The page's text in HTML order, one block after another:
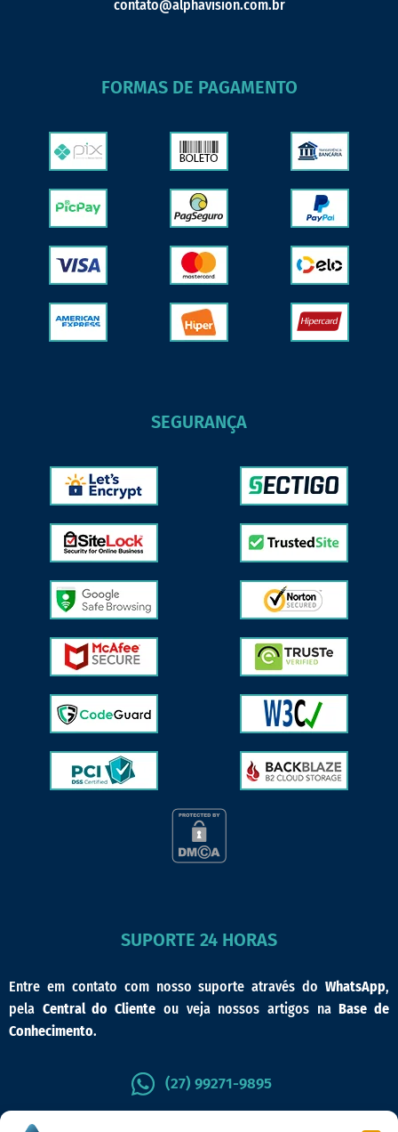
contato@alphavision.com.br
FORMAS DE PAGAMENTO
SEGURANÇA
SUPORTE 24 HORAS
Entre em contato com nosso suporte através do WhatsApp,
pela Central do Cliente ou veja nossos artigos naBase de
Conhecimento.
(27) 99271-9895